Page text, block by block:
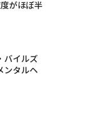
がほぼ半
バイルズ
ンタルヘ